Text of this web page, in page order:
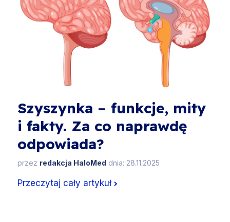
Szyszynka – funkcje, mity
i fakty. Za co naprawdę
odpowiada?
przez redakcja HaloMed dnia: 28.11.2025
Przeczytaj cały artykuł